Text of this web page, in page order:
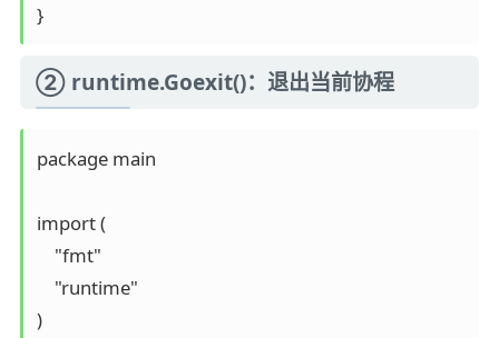
}
② runtime.Goexit()：退出当前协程
package main
import (
    "fmt"
    "runtime"
)